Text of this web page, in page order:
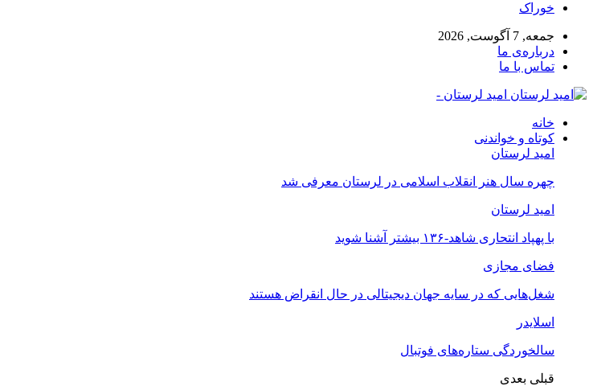
خوراک
جمعه, 7 آگوست, 2026
درباره‌ی ما
تماس با ما
امید لرستان -
خانه
کوتاه و خواندنی
امید لرستان
چهره سال هنر انقلاب اسلامی در لرستان معرفی شد
امید لرستان
با پهپاد انتحاری شاهد-۱۳۶ بیشتر آشنا شوید
فضای مجازی
شغل‌‌هایی که در سایه جهان دیجیتالی در حال انقراض هستند
اسلایدر
سالخوردگی ستاره‌های فوتبال
قبلی بعدی